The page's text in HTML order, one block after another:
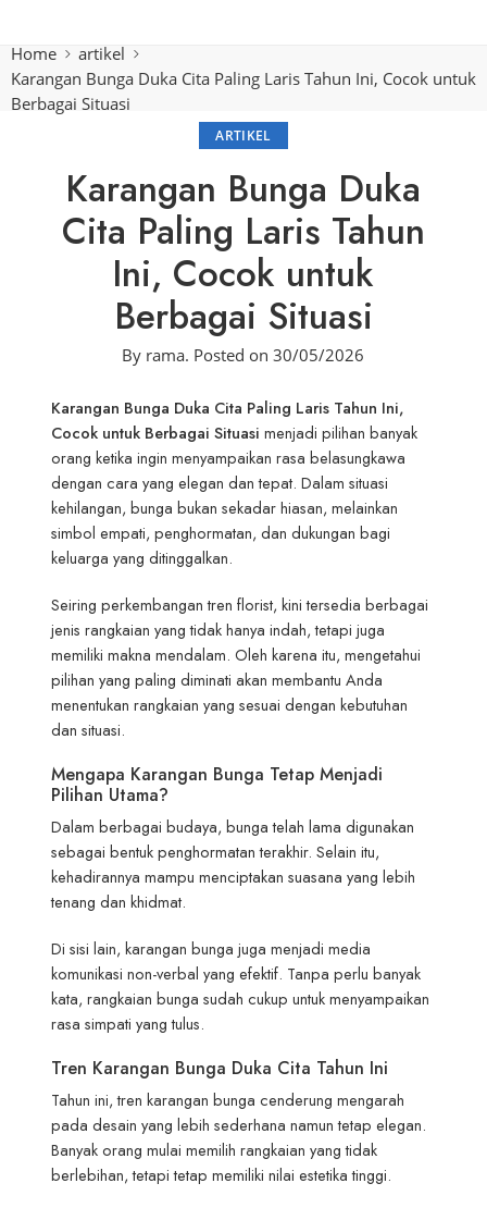
Home
artikel
Karangan Bunga Duka Cita Paling Laris Tahun Ini, Cocok untuk
Berbagai Situasi
ARTIKEL
Karangan Bunga Duka
Cita Paling Laris Tahun
Ini, Cocok untuk
Berbagai Situasi
By rama. Posted on30/05/2026
Karangan Bunga Duka Cita Paling Laris Tahun Ini,
Cocok untuk Berbagai Situasi menjadi pilihan banyak
orang ketika ingin menyampaikan rasa belasungkawa
dengan cara yang elegan dan tepat. Dalam situasi
kehilangan, bunga bukan sekadar hiasan, melainkan
simbol empati, penghormatan, dan dukungan bagi
keluarga yang ditinggalkan.
Seiring perkembangan tren florist, kini tersedia berbagai
jenis rangkaian yang tidak hanya indah, tetapi juga
memiliki makna mendalam. Oleh karena itu, mengetahui
pilihan yang paling diminati akan membantu Anda
menentukan rangkaian yang sesuai dengan kebutuhan
dan situasi.
Mengapa Karangan Bunga Tetap Menjadi
Pilihan Utama?
Dalam berbagai budaya, bunga telah lama digunakan
sebagai bentuk penghormatan terakhir. Selain itu,
kehadirannya mampu menciptakan suasana yang lebih
tenang dan khidmat.
Di sisi lain, karangan bunga juga menjadi media
komunikasi non-verbal yang efektif. Tanpa perlu banyak
kata, rangkaian bunga sudah cukup untuk menyampaikan
rasa simpati yang tulus.
Tren Karangan Bunga Duka Cita Tahun Ini
Tahun ini, tren karangan bunga cenderung mengarah
pada desain yang lebih sederhana namun tetap elegan.
Banyak orang mulai memilih rangkaian yang tidak
berlebihan, tetapi tetap memiliki nilai estetika tinggi.